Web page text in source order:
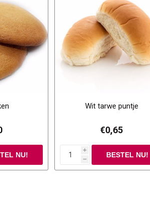
Wit tarwe puntje
€0,65
i
h